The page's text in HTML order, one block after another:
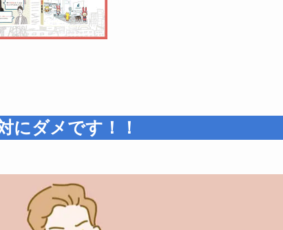
にダメです！！